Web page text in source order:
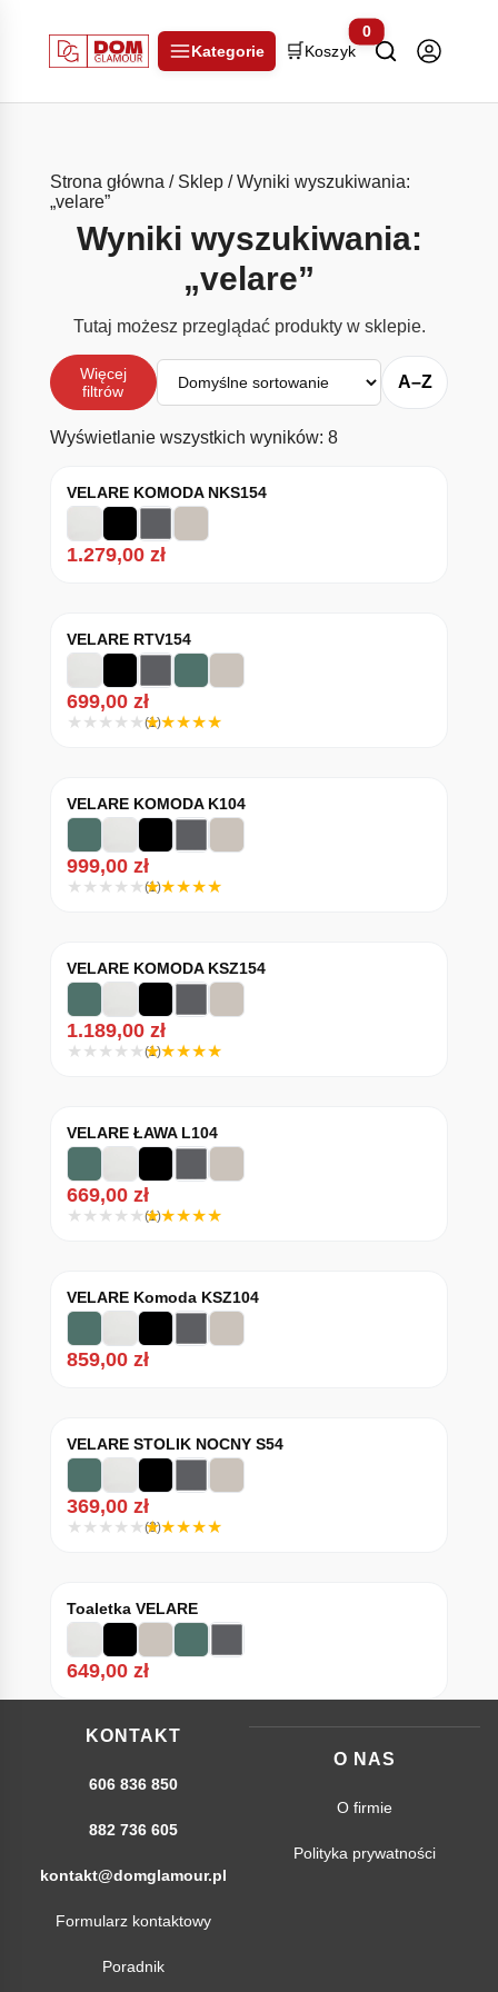
Kategorie 🛒 Koszyk
0
Strona główna / Sklep/ Wyniki wyszukiwania:
„velare”
Wyniki wyszukiwania:
„velare”
Tutaj możesz przeglądać produkty w sklepie.
Więcej
filtrów
Sortuj
A–Z
Wyświetlanie wszystkich wyników: 8
VELARE KOMODA NKS154
1.279,00 zł
VELARE RTV154
699,00 zł
(1)
VELARE KOMODA K104
999,00 zł
(1)
VELARE KOMODA KSZ154
1.189,00 zł
(1)
VELARE ŁAWA L104
669,00 zł
(1)
VELARE Komoda KSZ104
859,00 zł
VELARE STOLIK NOCNY S54
369,00 zł
(3)
Toaletka VELARE
649,00 zł
KONTAKT
606 836 850
882 736 605
kontakt@domglamour.pl
Formularz kontaktowy
Poradnik
O NAS
O firmie
Polityka prywatności